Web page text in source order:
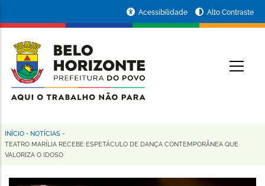
conteúdo
principal
da
Prefeitura
de
Horizonte
Acessibilidade Alto Contraste
Trilha
de
navegação
INÍCIO - NOTÍCIAS -
TEATRO MARÍLIA RECEBE ESPETÁCULO DE DANÇA CONTEMPORÂNEA QUE
VALORIZA O IDOSO